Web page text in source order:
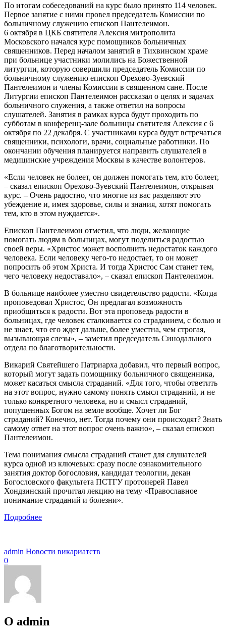
По итогам собеседований на курс было принято 114 человек.
Первое занятие с ними провел председатель Комиссии по
больничному служению епископ Пантелеимон.
6 октября в ЦКБ святителя Алексия митрополита
Московского начался курс помощников больничных
священников. Перед началом занятий в Тихвинском храме
при больнице участники молились на Божественной
литургии, которую совершили председатель Комиссии по
больничному служению епископ Орехово-Зуевский
Пантелеимон и члены Комиссии в священном сане. После
Литургии епископ Пантелеимон рассказал о целях и задачах
больничного служения, а также ответил на вопросы
слушателей. Занятия в рамках курса будут проходить по
субботам в конференц-зале больницы святителя Алексия с 6
октября по 22 декабря. С участниками курса будут встречаться
священники, психологи, врачи, социальные работники. По
окончании обучения планируется направить слушателей в
медицинские учреждения Москвы в качестве волонтеров.
«Если человек не болеет, он должен помогать тем, кто болеет,
– сказал епископ Орехово-Зуевский Пантелеимон, открывая
курс. – Очень радостно, что многие из вас разделяют это
убеждение и, имея здоровье, силы и знания, хотят помогать
тем, кто в этом нуждается».
Епископ Пантелеимон отметил, что люди, желающие
помогать людям в больницах, могут поделиться радостью
своей веры. «Христос может восполнить недостаток каждого
человека. Если человеку чего-то недостает, то он может
попросить об этом Христа. И тогда Христос Сам станет тем,
чего человеку недоставало», – сказал епископ Пантелеимон.
В больнице наиболее уместно свидетельство радости. «Когда
проповедовал Христос, Он предлагал возможность
приобщиться к радости. Вот эта проповедь радости в
больницах, где человек сталкивается со страданием, с болью и
не знает, что его ждет дальше, более уместна, чем строгая,
вызывающая слезы», – заметил председатель Синодального
отдела по благотворительности.
Викарий Святейшего Патриарха добавил, что первый вопрос,
который могут задать помощнику больничного священника,
может касаться смысла страданий. «Для того, чтобы ответить
на этот вопрос, нужно самому понять смысл страданий, и не
только конкретного человека, но и смысл страданий,
попущенных Богом на земле вообще. Хочет ли Бог
страданий? Конечно, нет. Тогда почему они происходят? Знать
самому ответ на этот вопрос очень важно», – сказал епископ
Пантелеимон.
Тема понимания смысла страданий станет для слушателей
курса одной из ключевых: сразу после ознакомительного
занятия доктор богословия, кандидат теологии, декан
Богословского факультета ПСТГУ протоиерей Павел
Хондзинский прочитал лекцию на тему «Православное
понимание страданий и болезни».
Подробнее
admin Новости викариатств
0
О admin